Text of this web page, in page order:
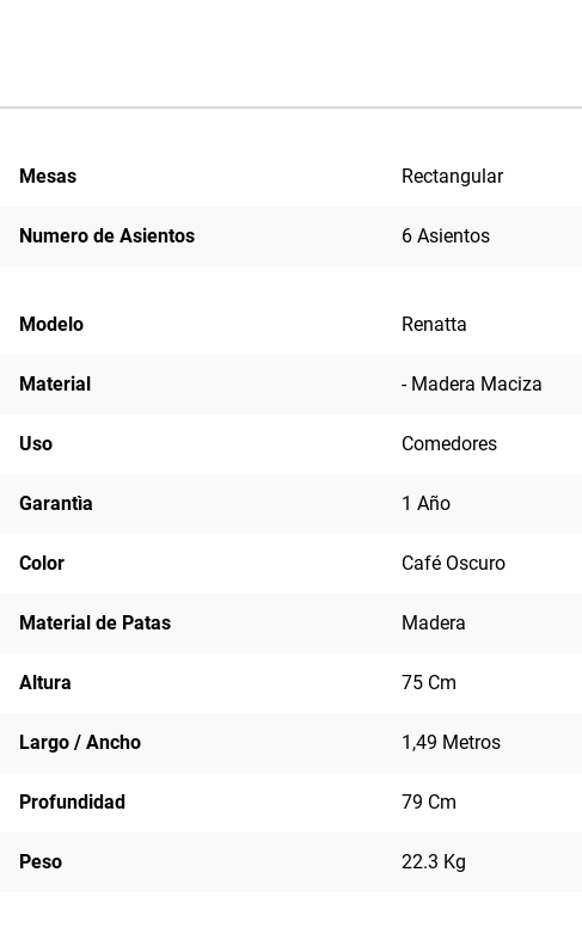
Mesas Rectangular
Numero de Asientos 6 Asientos
Modelo Renatta
Material - Madera Maciza
Uso Comedores
Garantìa 1 Año
Color Café Oscuro
Material de Patas Madera
Altura 75 Cm
Largo / Ancho 1,49 Metros
Profundidad 79 Cm
Peso 22.3 Kg